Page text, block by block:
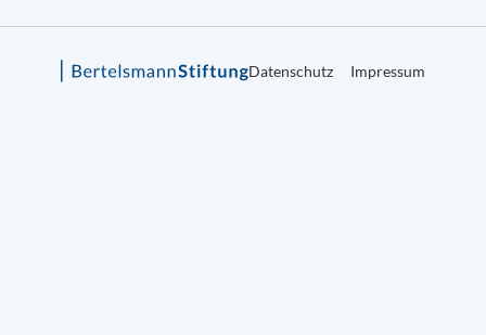
Datenschutz Impressum